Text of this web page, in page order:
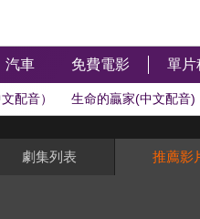
汽車 免費電影 單片
配音） 生命的贏家(中文配音)
劇集列表 推薦影